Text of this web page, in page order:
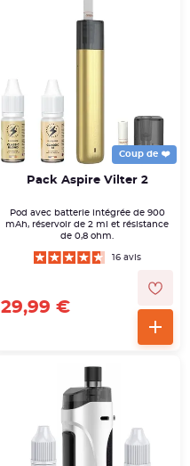
Coup de ❤️
Pack Aspire Vilter 2
Pod avec batterie intégrée de 900
mAh, réservoir de 2 ml et résistance
de 0,8 ohm.
16 avis
29,99 €